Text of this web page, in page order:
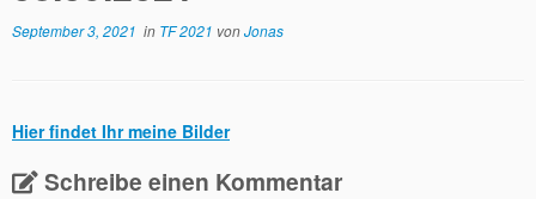
September 3, 2021 in TF 2021 vonJonas
Hier findet Ihr meine Bilder
Schreibe einen Kommentar